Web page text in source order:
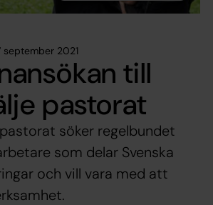
2021
till
pastorat
söker regelbundet
som delar Svenska
och vill vara med att